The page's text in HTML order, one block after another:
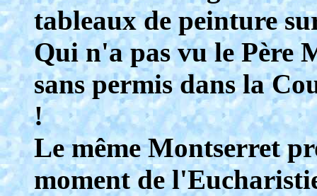
tableaux de peinture
Qui n'a pas vu le Père
sans permis dans la
!
Le même Montserret
moment de